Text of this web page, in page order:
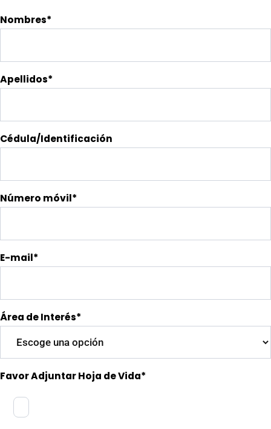
Trabaja
con
Nombres*
Apellidos*
Cédula/Identificación
Número móvil*
E-mail*
Área de Interés*
Favor Adjuntar Hoja de Vida*